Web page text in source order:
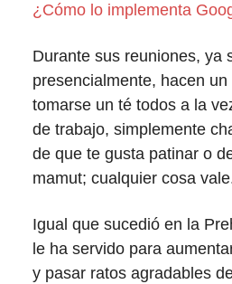
¿Cómo lo implementa
Durante sus reuniones, ya
presencialmente, hacen
tomarse un té todos a la
de trabajo, simplemente
de que te gusta patinar o
mamut; cualquier cosa
Igual que sucedió en la
le ha servido para
y pasar ratos agradables